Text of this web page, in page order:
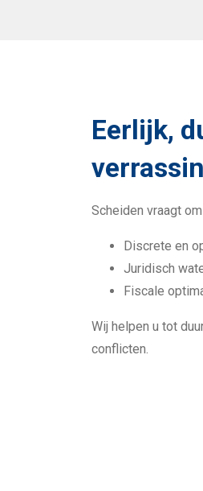
Eerlijk,
Scheiden vraagt
Discrete en
Juridisch
Fiscale
Wij helpen u tot
conflicten.